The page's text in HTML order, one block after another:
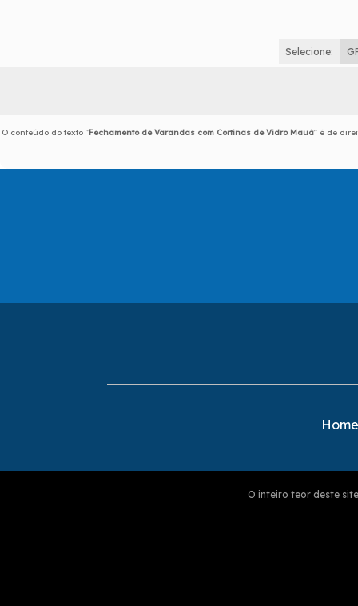
Selecione:
O conteúdo do texto "Fechamento de Varandas com Cortinas de Vidro Mauá" é de
O inteiro teor deste